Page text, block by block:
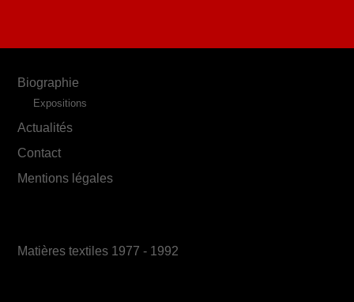
Biographie
Expositions
Actualités
Contact
Mentions légales
Matières textiles 1977 - 1992